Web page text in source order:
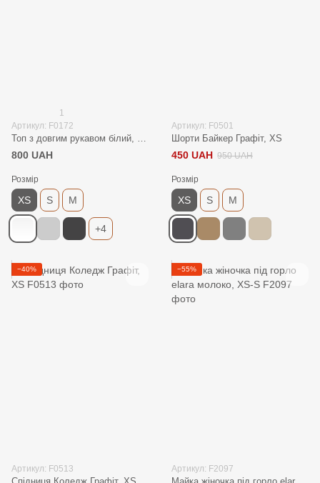
1
Артикул: F0172
Топ з довгим рукавом білий, XS
800 UAH
Розмір
XS S M
+4
Артикул: F0501
Шорти Байкер Графіт, XS
450 UAH 950 UAH
Розмір
XS S M
−40%
Артикул: F0513
−55%
Артикул: F2097